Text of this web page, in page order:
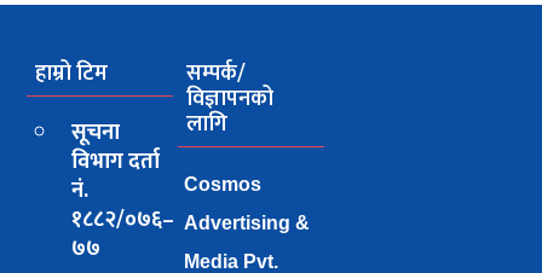
हाम्रो टिम
सूचना
विभाग दर्ता
नं.
१८८२/०७६–
७७
सम्पर्क/
विज्ञापनको
लागि
Cosmos
Advertising &
Media Pvt.